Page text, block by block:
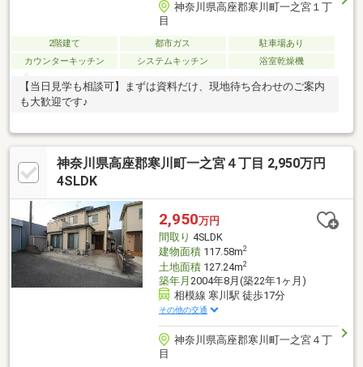
神奈川県高座郡寒川町一之宮１丁
目
2階建て 都市ガス
駐車場あり
カウンターキッチン
システムキッチン 浴室乾燥機
【当日見学も相談可】まずは資料だけ、現地待ち合わせのご案内
も大歓迎です♪
神奈川県高座郡寒川町一之宮４丁目 2,950万円
4SLDK
2,950万円
間取り 4SLDK
建物面積117.58m2
土地面積127.24m2
築年月 2004年8月(築22年1ヶ月)
相模線 寒川駅 徒歩17分
その他の交通
神奈川県高座郡寒川町一之宮４丁
目